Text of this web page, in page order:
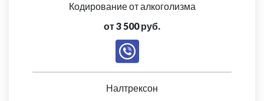
Кодирование от алкоголизма
от 3 500 руб.
Налтрексон